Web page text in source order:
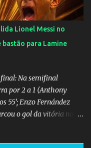
Lionel Messi no
bastão para Lamine
Na semifinal
por 2 a 1 (Anthony
55’; Enzo Fernández
o gol da vitória nos